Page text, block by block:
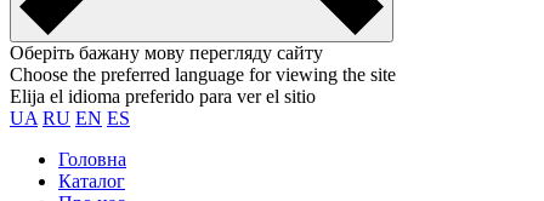
Оберіть бажану мову перегляду сайту
Choose the preferred language for viewing the site
Elija el idioma preferido para ver el sitio
UA RU EN ES
Головна
Каталог